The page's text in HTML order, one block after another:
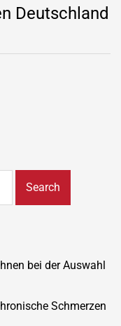
Deutschland
bei der Auswahl
Schmerzen